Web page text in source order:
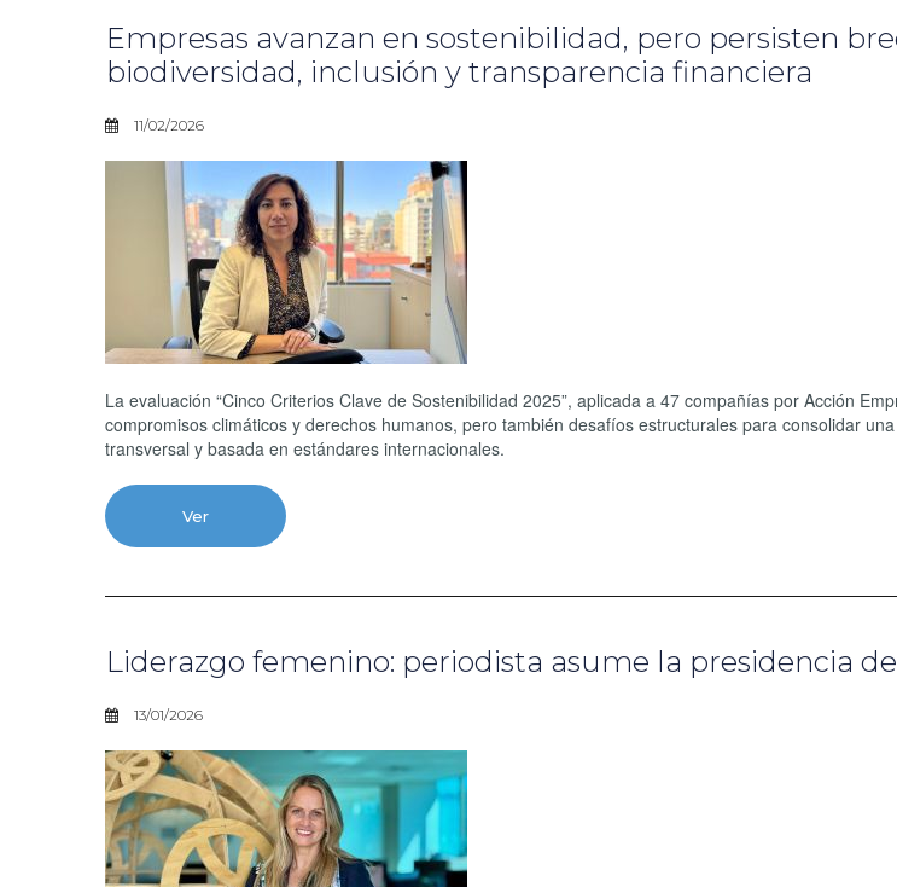
Empresas avanzan en sostenibilidad, pero persisten
biodiversidad, inclusión y transparencia financiera
11/02/2026
La evaluación “Cinco Criterios Clave de Sostenibilidad 2025”, aplicada a 47 compañías por Acción
compromisos climáticos y derechos humanos, pero también desafíos estructurales para consolidar
transversal y basada en estándares internacionales.
Ver
Liderazgo femenino: periodista asume la presidencia
13/01/2026